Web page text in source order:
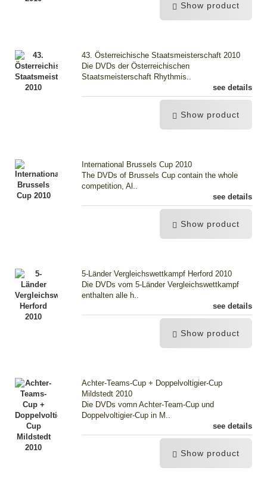
Show product
43. Österreichische Staatsmeisterschaft 2010
Die DVDs der Österreichischen
Staatsmeisterschaft Rhythmis..
see details
Show product
International Brussels Cup 2010
The DVDs of Brussels Cup contain the whole
competition, Al..
see details
Show product
5-Länder Vergleichswettkampf Herford 2010
Die DVDs vom 5-Länder Vergleichswettkampf
enthalten alle h..
see details
Show product
Achter-Teams-Cup + Doppelvoltigier-Cup
Mildstedt 2010
Die DVDs vomn Achter-Team-Cup und
Doppelvoltigier-Cup in M..
see details
Show product